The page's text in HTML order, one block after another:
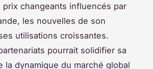
prix changeants influencés par
les nouvelles de son
utilisations croissantes.
pourrait solidifier sa
la dynamique du marché global